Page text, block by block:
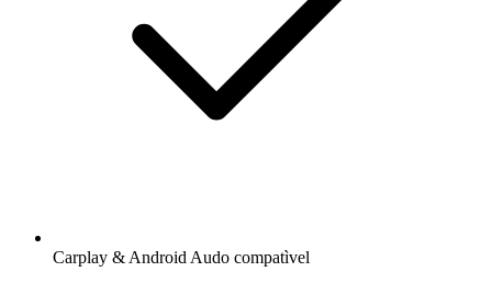
Carplay & Android Audo compatìvel